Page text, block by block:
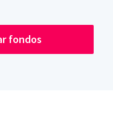
fondos